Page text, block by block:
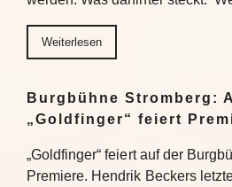
Weiterlesen
Burgbühne Stromberg:
„Goldfinger“ feiert
„Goldfinger“ feiert auf der
Premiere. Hendrik Beckers